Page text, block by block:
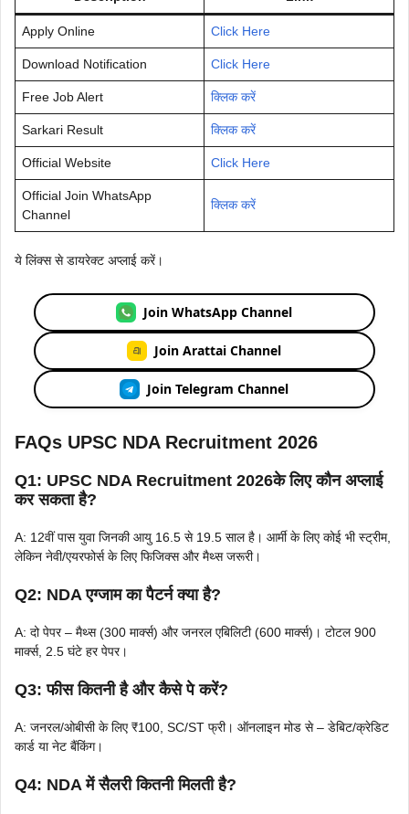
Apply Online Click Here
Download Notification Click Here
Free Job Alert क्लिक करें
Sarkari Result क्लिक करें
Official Website Click Here
Official Join WhatsApp
Channel
क्लिक करें
ये लिंक्स से डायरेक्ट अप्लाई करें।
Join WhatsApp Channel
Join Arattai Channel
Join Telegram Channel
FAQs UPSC NDA Recruitment 2026
Q1: UPSC NDA Recruitment 2026के लिए कौन अप्लाई
कर सकता है?
A: 12वीं पास युवा जिनकी आयु 16.5 से 19.5 साल है। आर्मी के लिए कोई भी स्ट्रीम,
लेकिन नेवी/एयरफोर्स के लिए फिजिक्स और मैथ्स जरूरी।
Q2: NDA एग्जाम का पैटर्न क्या है?
A: दो पेपर – मैथ्स (300 मार्क्स) और जनरल एबिलिटी (600 मार्क्स)। टोटल 900
मार्क्स, 2.5 घंटे हर पेपर।
Q3: फीस कितनी है और कैसे पे करें?
A: जनरल/ओबीसी के लिए ₹100, SC/ST फ्री। ऑनलाइन मोड से – डेबिट/क्रेडिट
कार्ड या नेट बैंकिंग।
Q4: NDA में सैलरी कितनी मिलती है?